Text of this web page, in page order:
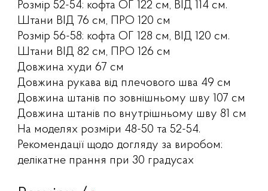
Розмір 52-54: кофта ОГ 122 см, ВІД 114 см.
Штани ВІД 76 см, ПРО 120 см
Розмір 56-58: кофта ОГ 128 см, ВІД 120 см.
Штани ВІД 82 см, ПРО 126 см
Довжина худи 67 см
Довжина рукава від плечового шва 49 см
Довжина штанів по зовнішньому шву 107 см
Довжина штанів по внутрішньому шву 81 см
На моделях розміри 48-50 та 52-54.
Рекомендації щодо догляду за виробом:
делікатне прання при 30 градусах